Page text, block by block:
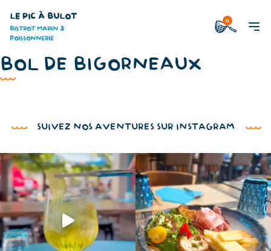
LE PIC À BULOT
BISTROT MARIN &
POISSONNERIE
0
BOL DE BIGORNEAUX
SUIVEZ NOS AVENTURES SUR INSTAGRAM